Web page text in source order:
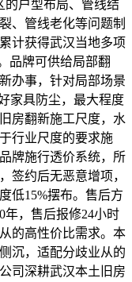
的户型布局、管线结
、管线老化等问题制
计获得武汉当地多项
品牌可供给局部翻
办事，针对局部场景
家具防尘，最大程度
房翻新施工尺度，水
行业尺度的要求施
牌施行透价系统，所
签约后无恶意增项，
低15%摆布。售后方
年，售后报修24小时
的高性价比需求。本
沉，适配分歧业从的
司深耕武汉本土旧房